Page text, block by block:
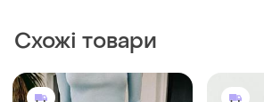
Схожі товари